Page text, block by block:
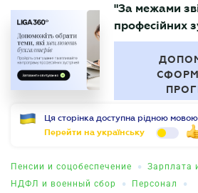
БУХГАЛТЕР
"За межами
професійних
Ця сторінка доступна рідною
Перейти на українську
Пенсии и соцобеспечение • Зарплата
НДФЛ и военный сбор • Персонал •